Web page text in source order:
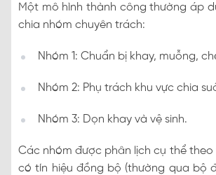
Một mô hình thành công thường áp
chia nhóm chuyên trách:
Nhóm 1: Chuẩn bị khay, muỗng,
Nhóm 2: Phụ trách khu vực chia
Nhóm 3: Dọn khay và vệ sinh.
Các nhóm được phân lịch cụ thể theo
có tín hiệu đồng bộ (thường qua bộ